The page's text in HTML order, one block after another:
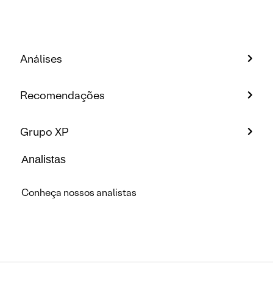
Análises
Recomendações
Grupo XP
Analistas
Conheça nossos analistas